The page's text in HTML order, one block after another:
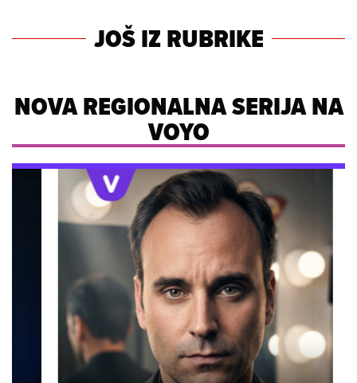
JOŠ IZ RUBRIKE
NOVA REGIONALNA SERIJA NA
VOYO